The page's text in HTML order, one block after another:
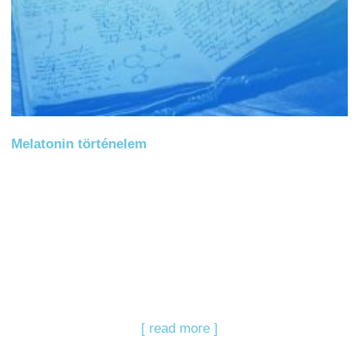
Melatonin történelem
[ read more ]